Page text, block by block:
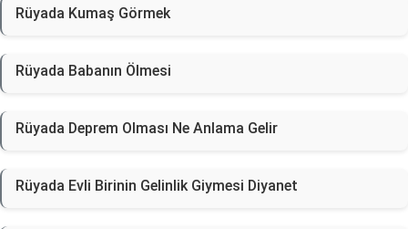
Rüyada Kumaş Görmek
Rüyada Babanın Ölmesi
Rüyada Deprem Olması Ne Anlama Gelir
Rüyada Evli Birinin Gelinlik Giymesi Diyanet